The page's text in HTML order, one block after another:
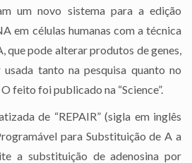
um novo sistema para a edição
em células humanas com a técnica
que pode alterar produtos de genes,
tanto na pesquisa quanto no
feito foi publicado na “Science”.
de “REPAIR” (sigla em inglês
para Substituição de A a
a substituição de adenosina por